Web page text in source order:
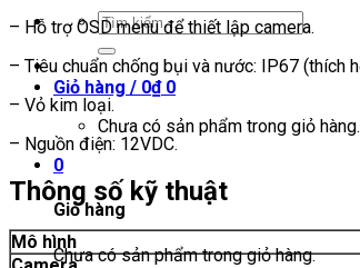
Tìm
kiếm:
Giỏ hàng / 0₫ 0
Chưa có sản phẩm trong giỏ hàng.
0
Giỏ hàng
Chưa có sản phẩm trong giỏ hàng.
– Hỗ trợ OSD menu để thiết lập camera.
– Tiêu chuẩn chống bụi và nước: IP67 (thích
– Vỏ kim loại.
– Nguồn điện: 12VDC.
Thông số kỹ thuật
Mô hình